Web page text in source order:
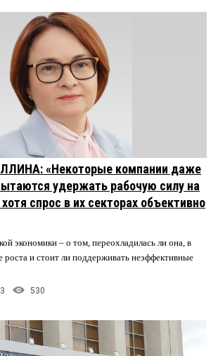
«Некоторые компании даже
удержать рабочую силу на
спрос в их секторах объективно
экономики – о том, переохладилась ли она, в
роста и стоит ли поддерживать неэффективные
3 530